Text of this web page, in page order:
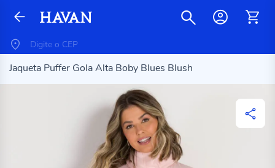
Jaqueta Puffer Gola Alta Boby Blues Blush